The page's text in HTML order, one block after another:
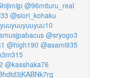
@96mituru_real
@siori_kohaku
@sryogo3
@high190 @asami935
@kasshaka76